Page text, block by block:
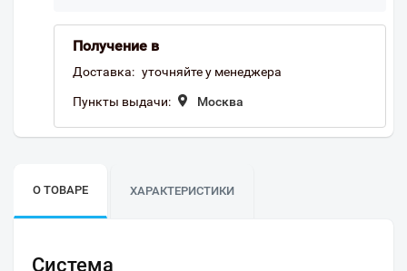
Получение в
Доставка: уточняйте у менеджера
Пункты выдачи: Москва
О ТОВАРЕ ХАРАКТЕРИСТИКИ
Система